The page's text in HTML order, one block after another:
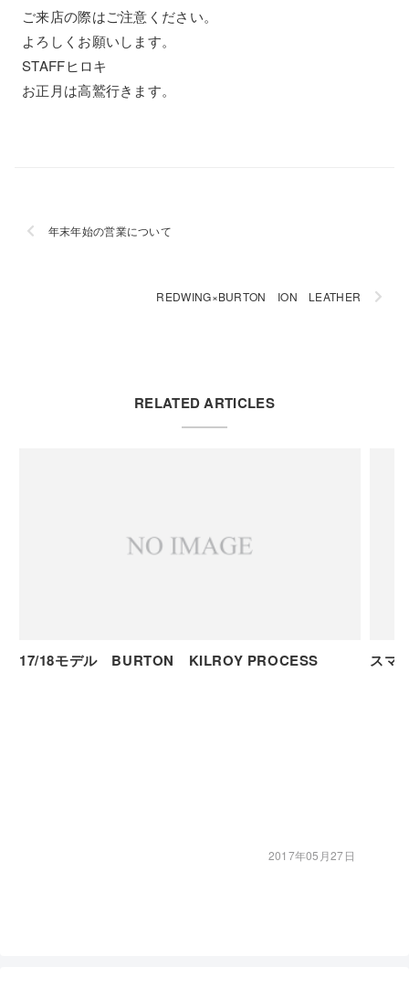
ご来店の際はご注意ください。
よろしくお願いします。
STAFFヒロキ
お正月は高鷲行きます。
年末年始の営業について
REDWING×BURTON ION LEATHER
RELATED ARTICLES
17/18モデル BURTON KILROY PROCESS
2017年05月27日
スマ